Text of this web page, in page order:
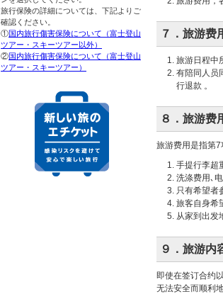
７．旅游费
旅游日程中
有陪同人员
行退款 。
８．旅游费
旅游费用是指第7
手提行李超
洗涤费用､
只有希望者
旅客自身希
从家到出发
９．旅游内
即使在签订合约
无法安全而顺利
旅行保険の詳細については、下記よりご
確認ください。
①国内旅行傷害保険について（富士登山
ツアー・スキーツアー以外）
②国内旅行傷害保険について（富士登山
ツアー・スキーツアー）